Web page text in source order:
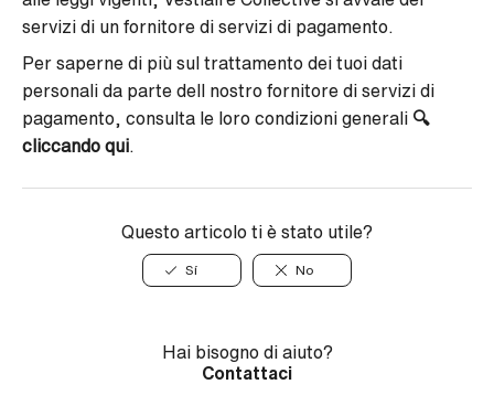
servizi di un fornitore di servizi di pagamento.
Per saperne di più sul trattamento dei tuoi dati
personali da parte dell nostro fornitore di servizi di
pagamento, consulta le loro condizioni generali 🔍
cliccando qui
Questo articolo ti è stato utile?
Sí No
Hai bisogno di aiuto?
Contattaci